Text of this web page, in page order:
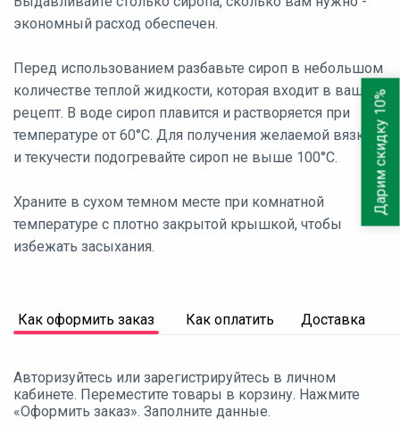
экономный расход обеспечен.
Перед использованием разбавьте сироп в небольшом
количестве теплой жидкости, которая входит в ваш
рецепт. В воде сироп плавится и растворяется при
температуре от 60°С. Для получения желаемой вязкости
и текучести подогревайте сироп не выше 100°С.
Храните в сухом темном месте при комнатной
температуре с плотно закрытой крышкой, чтобы
избежать засыхания.
Как оформить заказ Как оплатить Доставка
Авторизуйтесь или зарегистрируйтесь в личном
кабинете. Переместите товары в корзину. Нажмите
«Оформить заказ». Заполните данные.
Дарим скидку 10%